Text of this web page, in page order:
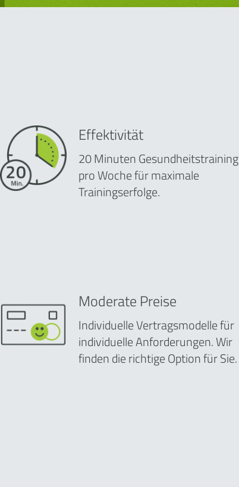
Effektivität
20 Minuten Gesundheitstraining
pro Woche für maximale
Trainingserfolge.
Moderate Preise
Individuelle Vertragsmodelle für
individuelle Anforderungen. Wir
finden die richtige Option für Sie.